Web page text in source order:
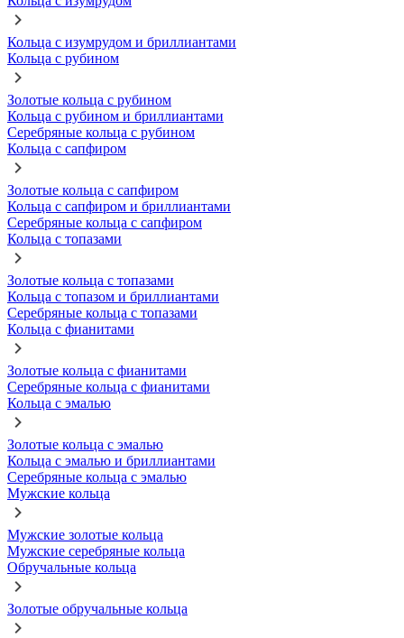
Кольца с изумрудом и бриллиантами
Кольца с рубином
Золотые кольца с рубином
Кольца с рубином и бриллиантами
Серебряные кольца с рубином
Кольца с сапфиром
Золотые кольца с сапфиром
Кольца с сапфиром и бриллиантами
Серебряные кольца с сапфиром
Кольца с топазами
Золотые кольца с топазами
Кольца с топазом и бриллиантами
Серебряные кольца с топазами
Кольца с фианитами
Золотые кольца с фианитами
Серебряные кольца с фианитами
Кольца с эмалью
Золотые кольца с эмалью
Кольца с эмалью и бриллиантами
Серебряные кольца с эмалью
Мужские кольца
Мужские золотые кольца
Мужские серебряные кольца
Обручальные кольца
Золотые обручальные кольца